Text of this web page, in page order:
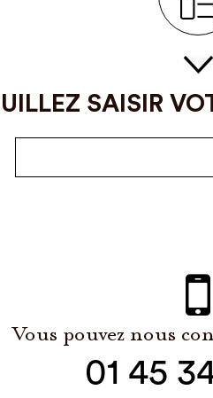
SAISIR
Vous pouvez nous
01 45